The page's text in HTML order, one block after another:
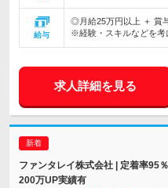
給与
◎月給25万円以上 ＋ 賞
※経験・スキルなどを考
求人詳細を見る
ファンタレイ株式会社 | 定着率95
200万UP実績有